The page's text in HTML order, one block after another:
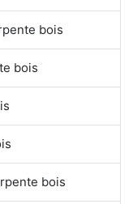
bois
bois
bois